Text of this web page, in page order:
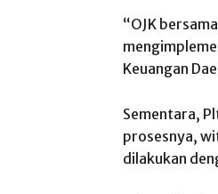
“OJK
Keuangan
Sementara,
prosesnya,
dilakukan